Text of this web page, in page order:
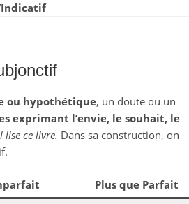
ou hypothétique, un doute ou un
exprimant l’envie, le souhait, le
lise ce livre. Dans sa construction, on
Plus que Parfait